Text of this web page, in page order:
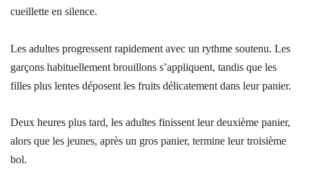
cueillette en silence.
Les adultes progressent rapidement avec un rythme soutenu. Les
garçons habituellement brouillons s’appliquent, tandis que les
filles plus lentes déposent les fruits délicatement dans leur panier.
Deux heures plus tard, les adultes finissent leur deuxième panier,
alors que les jeunes, après un gros panier, termine leur troisième
bol.